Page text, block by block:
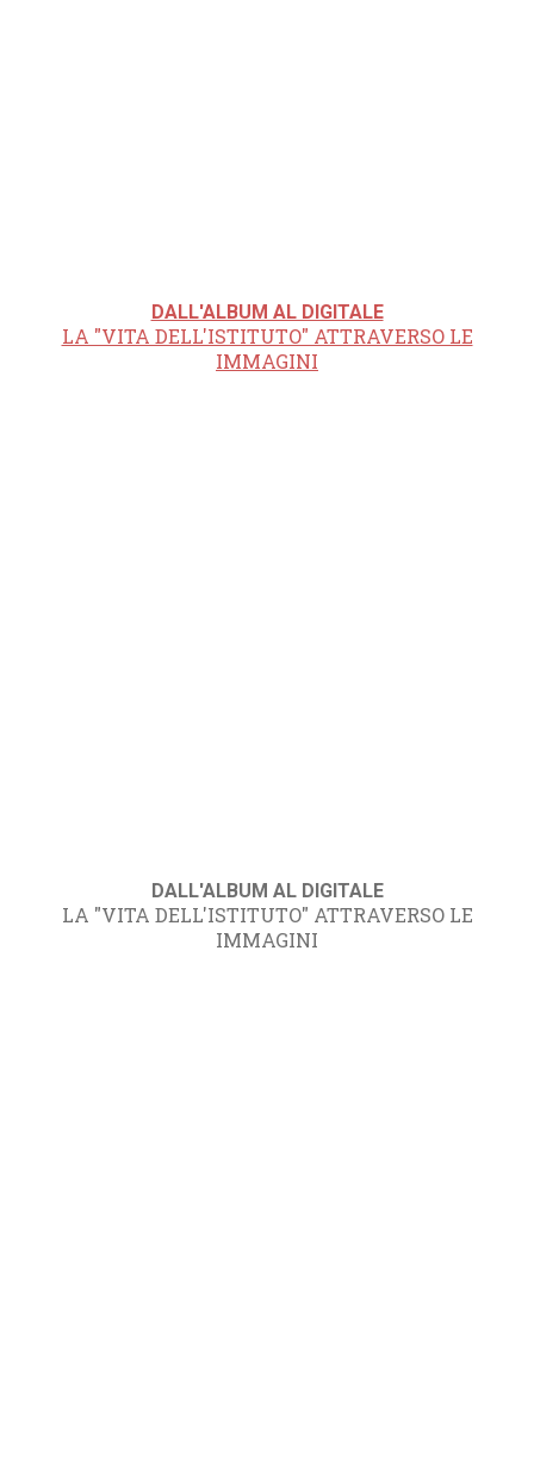
DALL'ALBUM AL DIGITALE
LA "VITA DELL'ISTITUTO" ATTRAVERSO LE
IMMAGINI
DALL'ALBUM AL DIGITALE
LA "VITA DELL'ISTITUTO" ATTRAVERSO LE
IMMAGINI